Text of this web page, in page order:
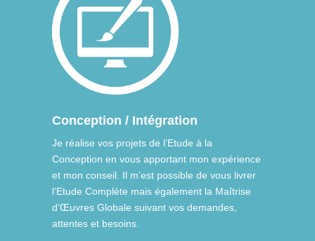
Conception / Intégration
Je réalise vos projets de l’Etude à la
Conception en vous apportant mon expérience
et mon conseil. Il m’est possible de vous livrer
l’Etude Complète mais également la Maîtrise
d’Œuvres Globale suivant vos demandes,
attentes et besoins.